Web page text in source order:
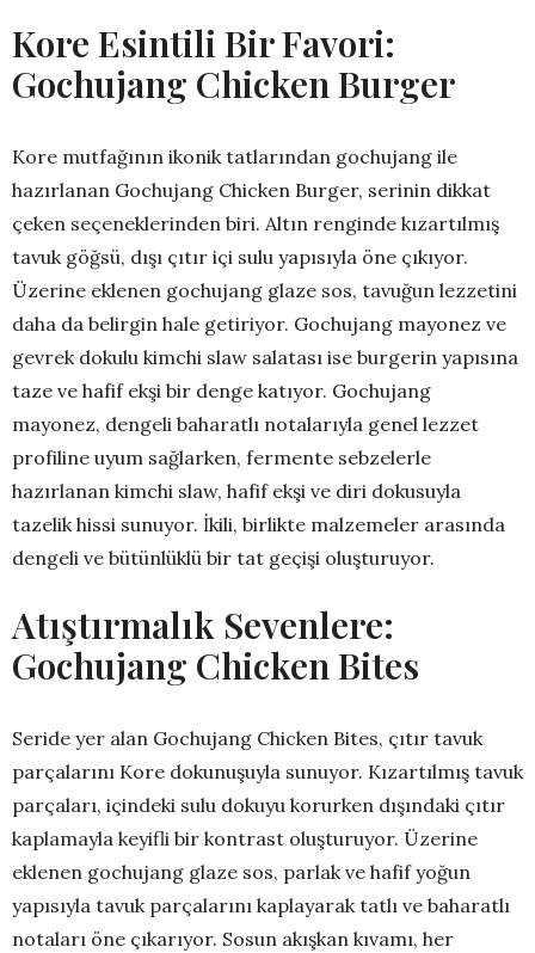
Kore Esintili Bir Favori:
Gochujang Chicken Burger
Kore mutfağının ikonik tatlarından gochujang ile
hazırlanan Gochujang Chicken Burger, serinin dikkat
çeken seçeneklerinden biri. Altın renginde kızartılmış
tavuk göğsü, dışı çıtır içi sulu yapısıyla öne çıkıyor.
Üzerine eklenen gochujang glaze sos, tavuğun lezzetini
daha da belirgin hale getiriyor. Gochujang mayonez ve
gevrek dokulu kimchi slaw salatası ise burgerin yapısına
taze ve hafif ekşi bir denge katıyor. Gochujang
mayonez, dengeli baharatlı notalarıyla genel lezzet
profiline uyum sağlarken, fermente sebzelerle
hazırlanan kimchi slaw, hafif ekşi ve diri dokusuyla
tazelik hissi sunuyor. İkili, birlikte malzemeler arasında
dengeli ve bütünlüklü bir tat geçişi oluşturuyor.
Atıştırmalık Sevenlere:
Gochujang Chicken Bites
Seride yer alan Gochujang Chicken Bites, çıtır tavuk
parçalarını Kore dokunuşuyla sunuyor. Kızartılmış tavuk
parçaları, içindeki sulu dokuyu korurken dışındaki çıtır
kaplamayla keyifli bir kontrast oluşturuyor. Üzerine
eklenen gochujang glaze sos, parlak ve hafif yoğun
yapısıyla tavuk parçalarını kaplayarak tatlı ve baharatlı
notaları öne çıkarıyor. Sosun akışkan kıvamı, her